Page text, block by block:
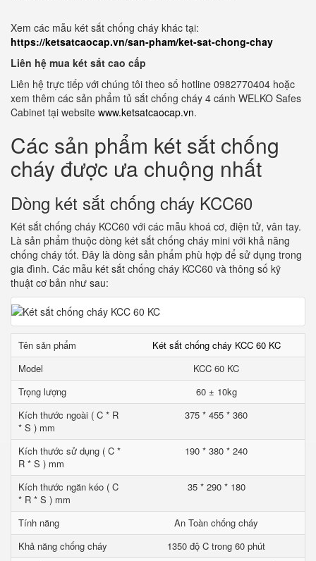
Xem các mẫu két sắt chống cháy khác tại:
https://ketsatcaocap.vn/san-pham/ket-sat-chong-chay
Liên hệ mua két sắt cao cấp
Liên hệ trực tiếp với chúng tôi theo số hotline 0982770404 hoặc
xem thêm các sản phẩm tủ sắt chống cháy 4 cánh WELKO Safes
Cabinet tại website www.ketsatcaocap.vn.
Các sản phẩm két sắt chống
cháy được ưa chuộng nhất
Dòng két sắt chống cháy KCC60
Két sắt chống cháy KCC60 với các mẫu khoá cơ, điện tử, vân tay.
Là sản phẩm thuộc dòng két sắt chống cháy mini với khả năng
chống cháy tốt. Đây là dòng sản phẩm phù hợp để sử dụng trong
gia đình. Các mẫu két sắt chống cháy KCC60 và thông số kỹ
thuật cơ bản như sau:
Tên sản phẩm
Két sắt chống cháy KCC 60 KC
Model
KCC 60 KC
Trọng lượng
60 ± 10kg
Kích thước ngoài ( C * R
* S ) mm
375 * 455 * 360
Kích thước sử dụng ( C *
R * S ) mm
190 * 380 * 240
Kích thước ngăn kéo ( C
* R * S ) mm
35 * 290 * 180
Tính năng
An Toàn chống cháy
Khả năng chống cháy
1350 độ C trong 60 phút